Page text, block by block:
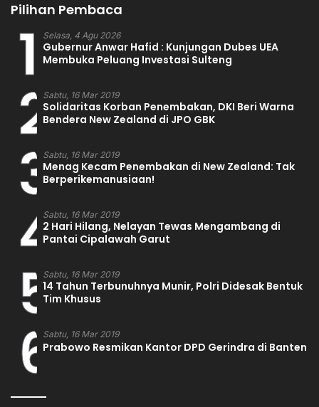
Pilihan Pembaca
1 Selasa, 4 Agu 2026
Gubernur Anwar Hafid : Kunjungan Dubes UEA
Membuka Peluang Investasi Sulteng
2Sabtu, 16 Mar 2019
Solidaritas Korban Penembakan, DKI Beri Warna
Bendera New Zealand di JPO GBK
3Sabtu, 16 Mar 2019
Menag Kecam Penembakan di New Zealand: Tak
Berperikemanusiaan!
4Sabtu, 16 Mar 2019
2 Hari Hilang, Nelayan Tewas Mengambang di
Pantai Cipalawah Garut
5Sabtu, 16 Mar 2019
14 Tahun Terbunuhnya Munir, Polri Didesak Bentuk
Tim Khusus
6Sabtu, 16 Mar 2019
Prabowo Resmikan Kantor DPD Gerindra di Banten